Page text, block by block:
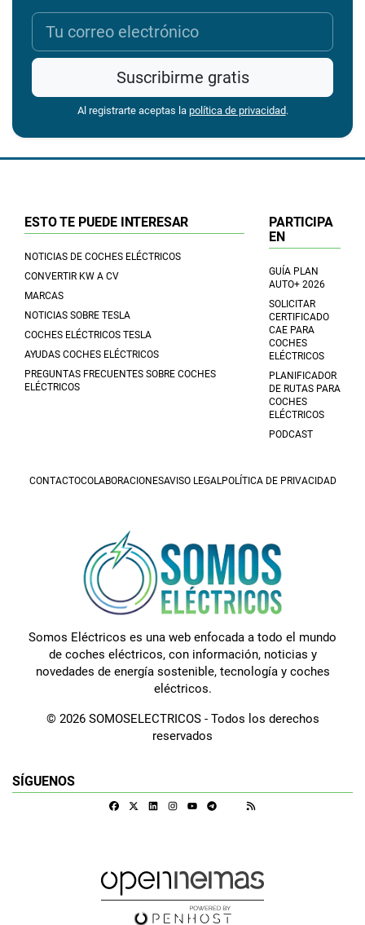
Suscribirme gratis
Al registrarte aceptas la política de privacidad.
ESTO TE PUEDE INTERESAR
NOTICIAS DE COCHES ELÉCTRICOS
CONVERTIR KW A CV
MARCAS
NOTICIAS SOBRE TESLA
COCHES ELÉCTRICOS TESLA
AYUDAS COCHES ELÉCTRICOS
PREGUNTAS FRECUENTES SOBRE COCHES
ELÉCTRICOS
PARTICIPA
EN
GUÍA PLAN
AUTO+ 2026
SOLICITAR
CERTIFICADO
CAE PARA
COCHES
ELÉCTRICOS
PLANIFICADOR
DE RUTAS PARA
COCHES
ELÉCTRICOS
PODCAST
CONTACTOCOLABORACIONESAVISO LEGAL POLÍTICA DE PRIVACIDAD
Somos Eléctricos es una web enfocada a todo el mundo
de coches eléctricos, con información, noticias y
novedades de energía sostenible, tecnología y coches
eléctricos.
© 2026 SOMOSELECTRICOS - Todos los derechos
reservados
SÍGUENOS
FacebookLinkedinInstagramTelegram
Google Discover